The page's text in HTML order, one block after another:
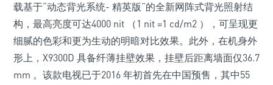
载基于“动态背光系统- 精英版”的全新网阵式背光照射结
构，最高亮度可达4000 nit （1 nit =1 cd/m2 ），可呈现更
细腻的色彩和更为生动的明暗对比效果。此外，在机身外
形上，X9300D 具备纤薄挂壁效果，挂壁后距离墙面仅36.7
mm 。该款电视已于2016 年初首先在中国预售，其中55